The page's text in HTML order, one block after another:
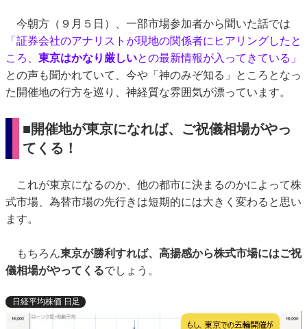
今朝方（９月５日）、一部市場参加者から聞いた話では
「証券会社のアナリストが現地の関係者にヒアリングしたと
ころ、 東京はかなり厳しいとの最新情報が入ってきている」
との声も聞かれていて、今や「神のみぞ知る」ところとなっ
た開催地の行方を巡り、神経質な雰囲気が漂っています。
■開催地が東京になれば、ご祝儀相場がやっ
てくる！
これが東京になるのか、他の都市に決まるのかによって株
式市場、為替市場の先行きは短期的には大きく変わると思い
ます。
もちろん東京が勝利すれば、高揚感から株式市場にはご祝
儀相場がやってくるでしょう。
日経平均株価 日足